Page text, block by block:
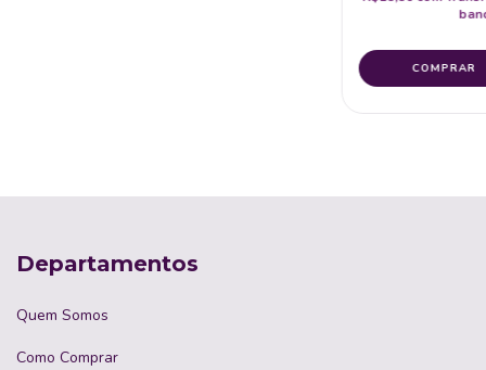
Departamentos
Quem Somos
Como Comprar